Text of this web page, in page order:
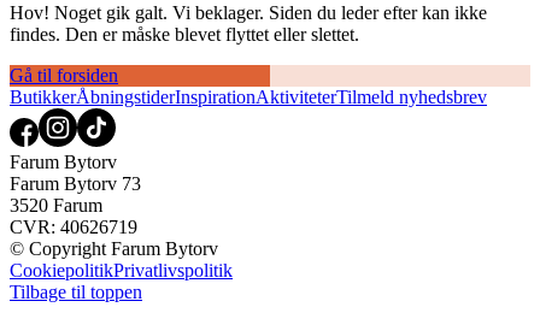
Hov! Noget gik galt. Vi beklager. Siden du leder efter kan ikke
findes. Den er måske blevet flyttet eller slettet.
Gå til forsiden
ButikkerÅbningstiderInspirationAktiviteterTilmeld nyhedsbrev
Farum Bytorv
Farum Bytorv 73
3520 Farum
CVR: 40626719
© Copyright Farum Bytorv
CookiepolitikPrivatlivspolitik
Tilbage til toppen